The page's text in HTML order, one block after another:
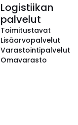
Logistiikan
palvelut
Toimitustavat
Lisäarvopalvelut
Varastointipalvelut
Omavarasto